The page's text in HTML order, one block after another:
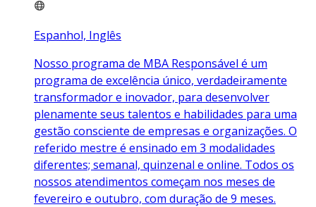
Espanhol, Inglês
Nosso programa de MBA Responsável é um
programa de excelência único, verdadeiramente
transformador e inovador, para desenvolver
plenamente seus talentos e habilidades para uma
gestão consciente de empresas e organizações. O
referido mestre é ensinado em 3 modalidades
diferentes; semanal, quinzenal e online. Todos os
nossos atendimentos começam nos meses de
fevereiro e outubro, com duração de 9 meses.